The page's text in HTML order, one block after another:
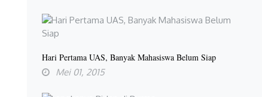
Hari Pertama UAS, Banyak Mahasiswa Belum Siap
Mei 01, 2015